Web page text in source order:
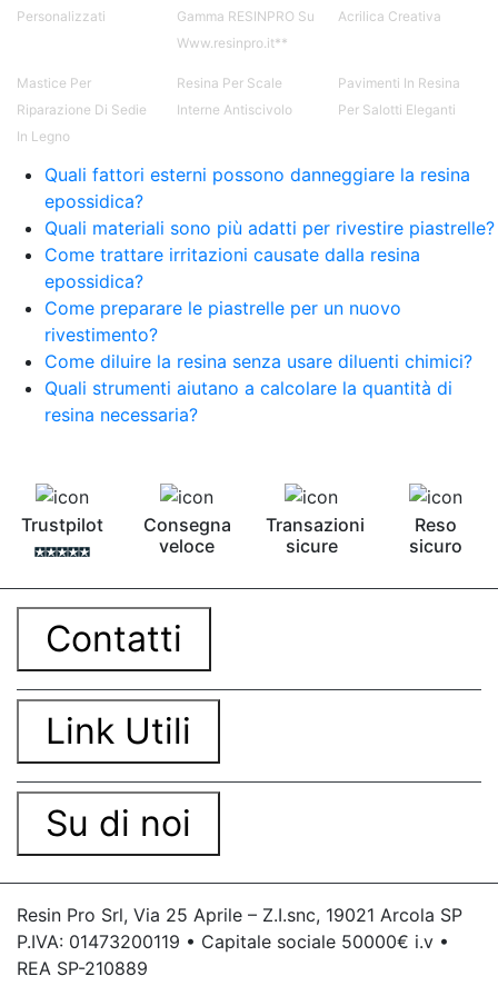
Cariche Epossidiche Adesivo bicomponente
epossidico Colla bicomponente epossidica
Applicazioni di Epossidici Colle epossidiche
Mastice epossidico Adesivo epossidico
bicomponente Pavimento epossidico pro e
contro Epossidica Colla epossidica plastica See
Personalizzati
Gamma RESINPRO Su
Www.resinpro.it**
Acrilica Creativa
Mastice Per
Riparazione Di Sedie
In Legno
Resina Per Scale
Interne Antiscivolo
Pavimenti In Resina
Per Salotti Eleganti
Quali fattori esterni possono danneggiare la resina
epossidica?
Quali materiali sono più adatti per rivestire piastrelle?
Come trattare irritazioni causate dalla resina
epossidica?
Come preparare le piastrelle per un nuovo
rivestimento?
Come diluire la resina senza usare diluenti chimici?
Quali strumenti aiutano a calcolare la quantità di
resina necessaria?
Trustpilot
Consegna
veloce
Transazioni
sicure
Reso
sicuro
Contatti
Link Utili
Su di noi
Resin Pro Srl, Via 25 Aprile – Z.I.snc, 19021 Arcola SP
P.IVA: 01473200119 • Capitale sociale 50000€ i.v •
REA SP-210889